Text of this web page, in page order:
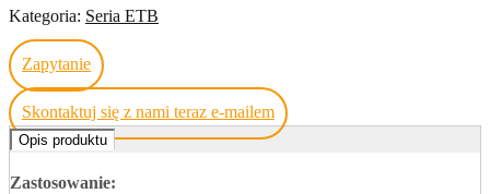
Kategoria: Seria ETB
Zapytanie
Skontaktuj się z nami teraz e-mailem
Opis produktu
Zastosowanie: